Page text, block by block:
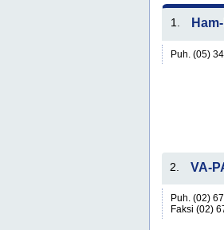
1.
Puh. (05)
2. VA-
Puh. (02)
Faksi (02)